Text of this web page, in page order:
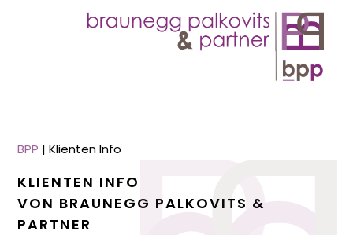
BPP |Klienten Info
KLIENTEN INFO
VON BRAUNEGG PALKOVITS &
PARTNER